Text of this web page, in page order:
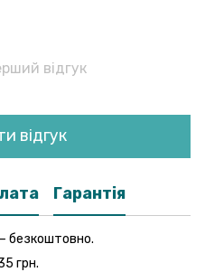
відгук
відгук
Гарантія
безкоштовно.
грн.